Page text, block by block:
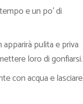
e un po’ di
pulita e priva
loro di gonfiarsi.
con acqua e lasciare